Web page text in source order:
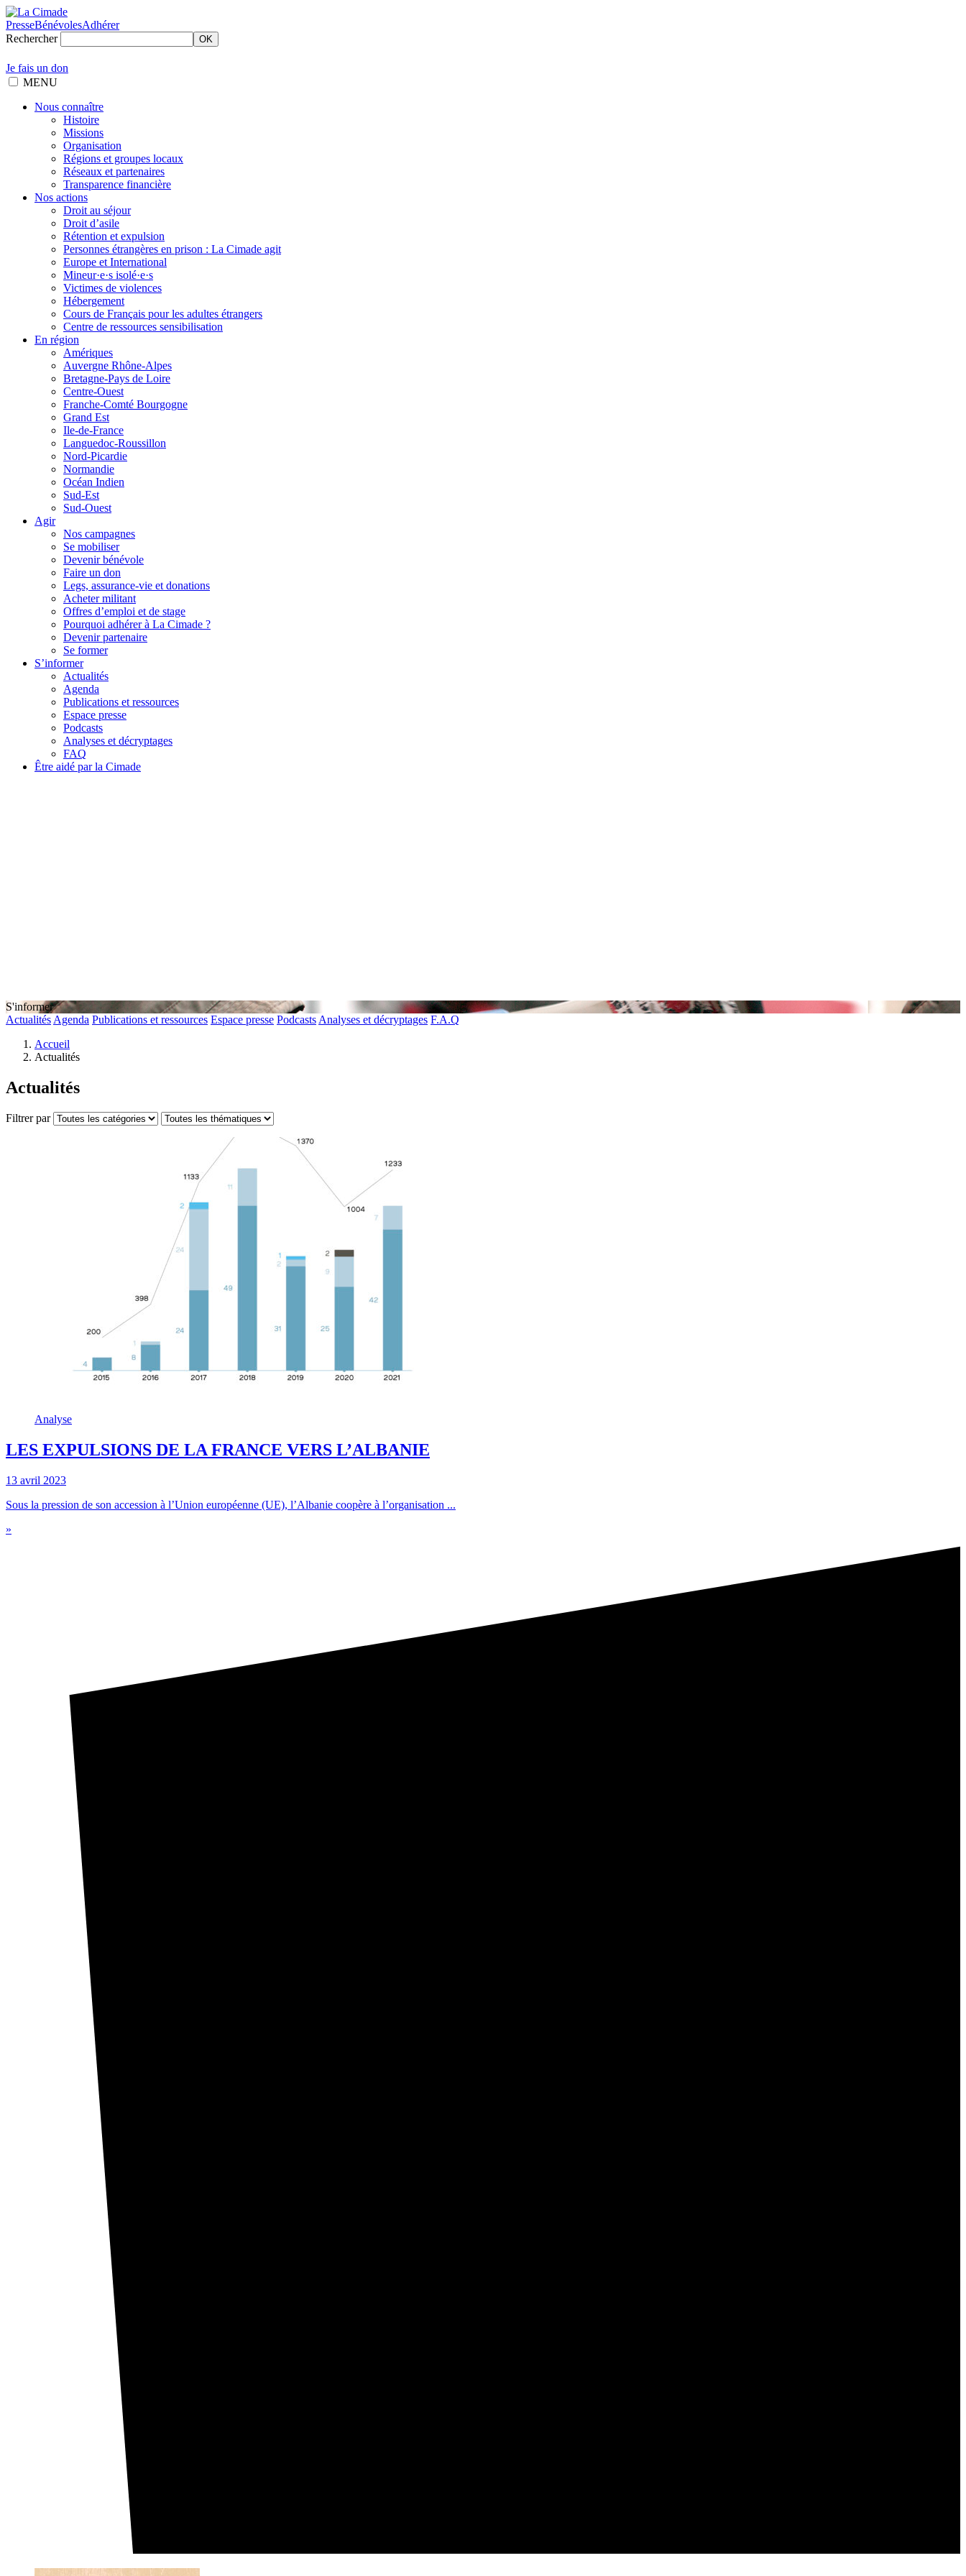
PresseBénévolesAdhérer
Rechercher
OK
Je fais un don
MENU
Nous connaître
Histoire
Missions
Organisation
Régions et groupes locaux
Réseaux et partenaires
Transparence financière
Nos actions
Droit au séjour
Droit d’asile
Rétention et expulsion
Personnes étrangères en prison : La Cimade agit
Europe et International
Mineur·e·s isolé·e·s
Victimes de violences
Hébergement
Cours de Français pour les adultes étrangers
Centre de ressources sensibilisation
En région
Amériques
Auvergne Rhône-Alpes
Bretagne-Pays de Loire
Centre-Ouest
Franche-Comté Bourgogne
Grand Est
Ile-de-France
Languedoc-Roussillon
Nord-Picardie
Normandie
Océan Indien
Sud-Est
Sud-Ouest
Agir
Nos campagnes
Se mobiliser
Devenir bénévole
Faire un don
Legs, assurance-vie et donations
Acheter militant
Offres d’emploi et de stage
Pourquoi adhérer à La Cimade ?
Devenir partenaire
Se former
S’informer
Actualités
Agenda
Publications et ressources
Espace presse
Podcasts
Analyses et décryptages
FAQ
Être aidé par la Cimade
S'informer
Actualités Agenda Publications et ressources Espace presse Podcasts Analyses et décryptages F.A.Q
Accueil
Actualités
Actualités
Filtrer par
Analyse
LES EXPULSIONS DE LA FRANCE VERS L’ALBANIE
13 avril 2023
Sous la pression de son accession à l’Union européenne (UE), l’Albanie coopère à l’organisation ...
»